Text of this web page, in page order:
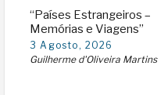
“Países Estrangeiros –
Memórias e Viagens”
3 Agosto, 2026
Guilherme d'Oliveira Martins